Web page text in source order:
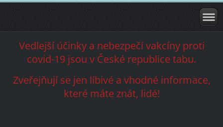
Vedlejší účinky a nebezpečí vakcíny proti
covid-19 jsou v České republice tabu.
Zveřejňují se jen líbivé a vhodné informace,
které máte znát, lidé!